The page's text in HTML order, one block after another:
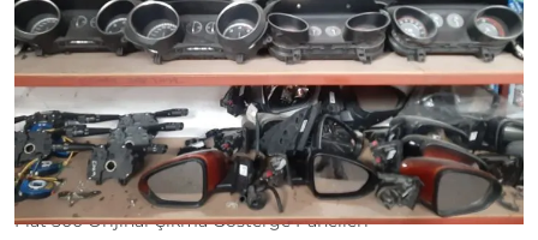
Fiat 500 Orijinal Çıkma Gösterge Panelleri